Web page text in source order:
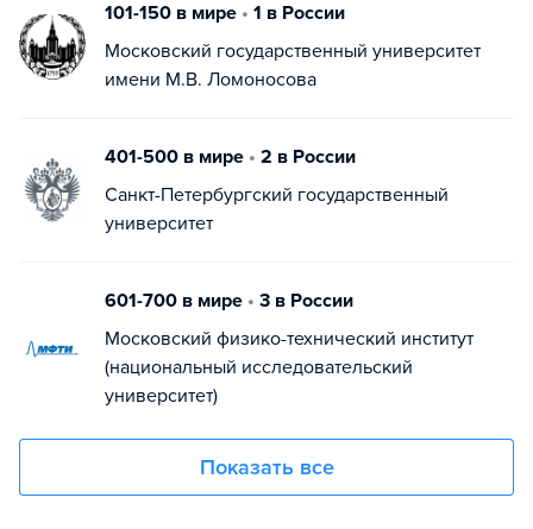
101-150 в мире • 1 в России
Московский государственный университет
имени М.В. Ломоносова
401-500 в мире • 2 в России
Санкт-Петербургский государственный
университет
601-700 в мире • 3 в России
Московский физико-технический институт
(национальный исследовательский
университет)
Показать все